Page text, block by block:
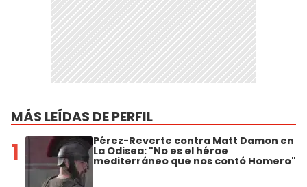
MÁS LEÍDAS DE PERFIL
1 Pérez-Reverte contra Matt Damon en
La Odisea: "No es el héroe
mediterráneo que nos contó Homero"